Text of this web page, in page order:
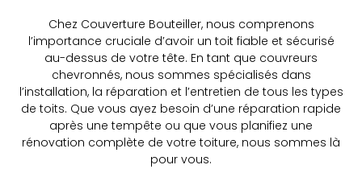
Chez Couverture Bouteiller, nous comprenons
l’importance cruciale d’avoir un toit fiable et sécurisé
au-dessus de votre tête. En tant que couvreurs
chevronnés, nous sommes spécialisés dans
l’installation, la réparation et l’entretien de tous les types
de toits. Que vous ayez besoin d’une réparation rapide
après une tempête ou que vous planifiez une
rénovation complète de votre toiture, nous sommes là
pour vous.